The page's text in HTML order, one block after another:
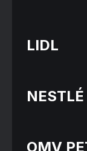
LIDL
NESTLÉ
OMV